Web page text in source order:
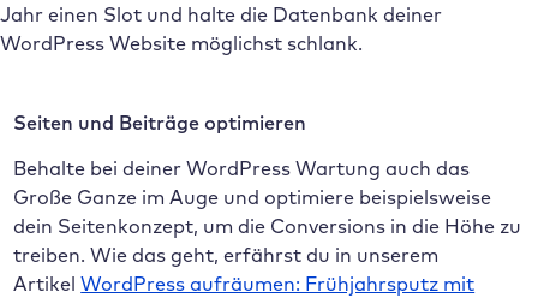
Jahr einen Slot und halte die Datenbank deiner
WordPress Website möglichst schlank.
Seiten und Beiträge optimieren
Behalte bei deiner WordPress Wartung auch das
Große Ganze im Auge und optimiere beispielsweise
dein Seitenkonzept, um die Conversions in die Höhe zu
treiben. Wie das geht, erfährst du in unserem
ArtikelWordPress aufräumen: Frühjahrsputz mit